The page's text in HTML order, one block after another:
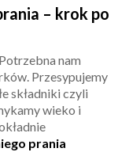
– krok po
nam
Przesypujemy
składniki czyli
wieko i
prania